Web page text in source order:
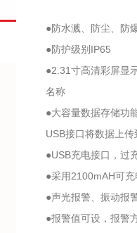
●防水溅、防尘、防
●防护级别IP65
●2.31寸高清彩屏显
名称
●大容量数据存储功
USB接口将数据上
●USB充电接口，过
●采用2100mAH可
●声光报警、振动报
●报警值可设，报警